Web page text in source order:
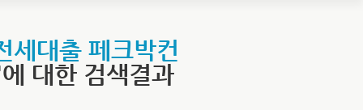
세대출 페크박컨
대한 검색결과